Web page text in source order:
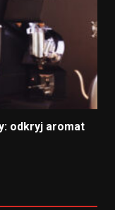
odkryj aromat